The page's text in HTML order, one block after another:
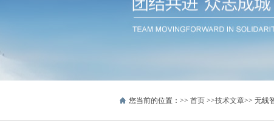
您当前的位置：>> 首页 >>技术文章>> 无线